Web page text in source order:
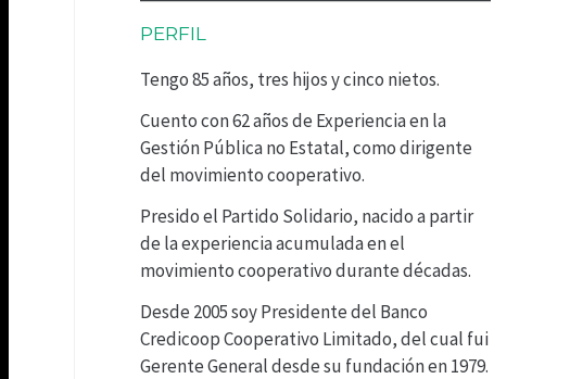
t
o
e
v
í
d
PERFIL
Tengo 85 años, tres hijos y cinco nietos.
Cuento con 62 años de Experiencia en la
Gestión Pública no Estatal, como dirigente
del movimiento cooperativo.
Presido el Partido Solidario, nacido a partir
de la experiencia acumulada en el
movimiento cooperativo durante décadas.
Desde 2005 soy Presidente del Banco
Credicoop Cooperativo Limitado, del cual fui
Gerente General desde su fundación en 1979.